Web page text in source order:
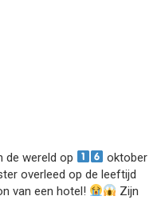
de wereld op
oktober
overleed op de leeftijd
van een hotel!
Zijn